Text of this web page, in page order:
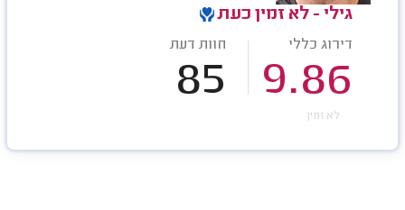
גילי - לא זמין כעת
דירוג כללי
9.86
חוות דעת
85
לא זמין